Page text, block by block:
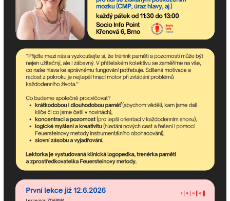
Pokud potřebujete poradit,
jsme tu pro Vás!
Popis: